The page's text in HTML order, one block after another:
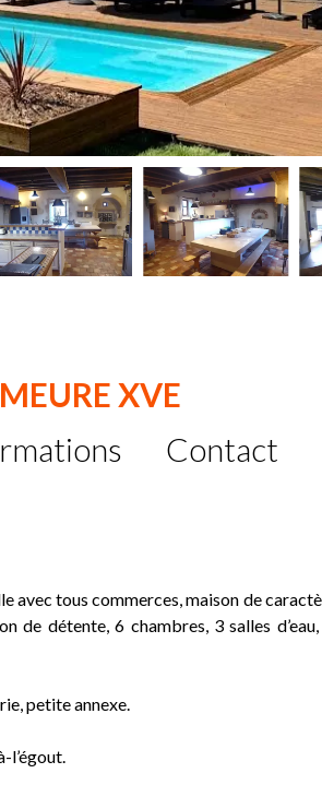
XVE
Contact
avec tous commerces, maison de
de détente, 6 chambres, 3 salles
petite annexe.
l’égout.